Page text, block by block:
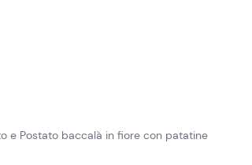
e Postato baccalà in fiore con patatine